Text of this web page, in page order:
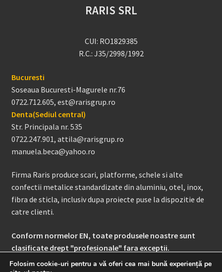
RARIS SRL
CUI: RO1829385
R.C.: J35/2998/1992
Bucuresti
Soseaua Bucuresti-Magurele nr.76
0722.712.605, est@rarisgrup.ro
Denta(Sediul central)
Str. Principala nr. 535
0722.247.901, attila@rarisgrup.ro
manuela.beca@yahoo.ro
Firma Raris produce scari, platforme, schele si alte
confectii metalice standardizate din aluminiu, otel, inox,
fibra de sticla, inclusiv dupa proiecte puse la dispozitie de
catre clienti.
Conform normelor EN, toate produsele noastre sunt
clasificate drept "profesionale" fara exceptii.
Folosim cookie-uri pentru a vă oferi cea mai bună experiență pe